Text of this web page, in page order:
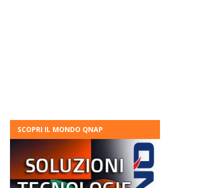
SCOPRI IL MONDO QNAP